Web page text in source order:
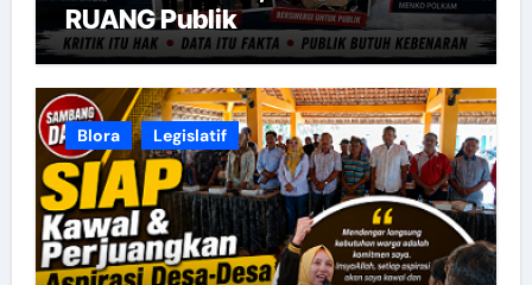
RUANG Publik
Blora Legislatif